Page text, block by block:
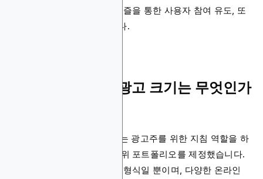
인은 인지도 구축, 게임과 퍼즐을 통한 사용자 참여 유도, 또
는 교육 목적으로 활용됩니다.
주요 디스플레이 광고 크기는 무엇인가
(IAB)는 광고주를 위한 지침 역할을 하
는 디스플레이 표준 광고 단위 포트폴리오를 제정했습니다.
물론 이는 광고 크기의 표준 형식일 뿐이며, 다양한 온라인